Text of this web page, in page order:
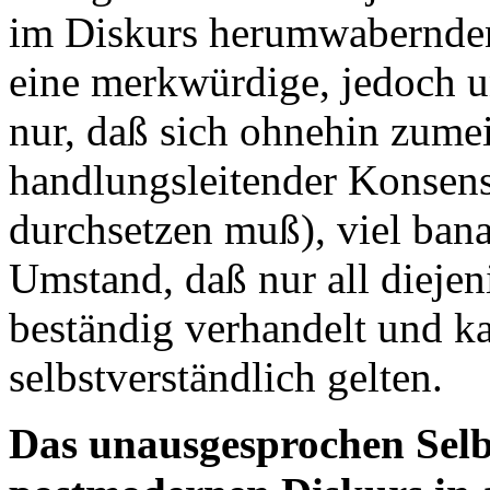
im Diskurs
eine merkwürdige, jedoch
nur, daß sich ohnehin
handlungsleitender
durchsetzen muß), viel
Umstand, daß nur all
beständig verhandelt und
selbstverständlich gelten.
Das unausgesprochen